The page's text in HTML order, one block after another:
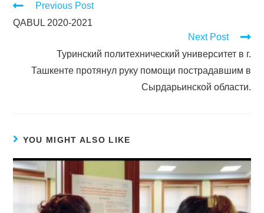
Previous Post
QABUL 2020-2021
Next Post
Туринский политехнический университет в г.
Ташкенте протянул руку помощи пострадавшим в
Сырдарьинской области.
YOU MIGHT ALSO LIKE